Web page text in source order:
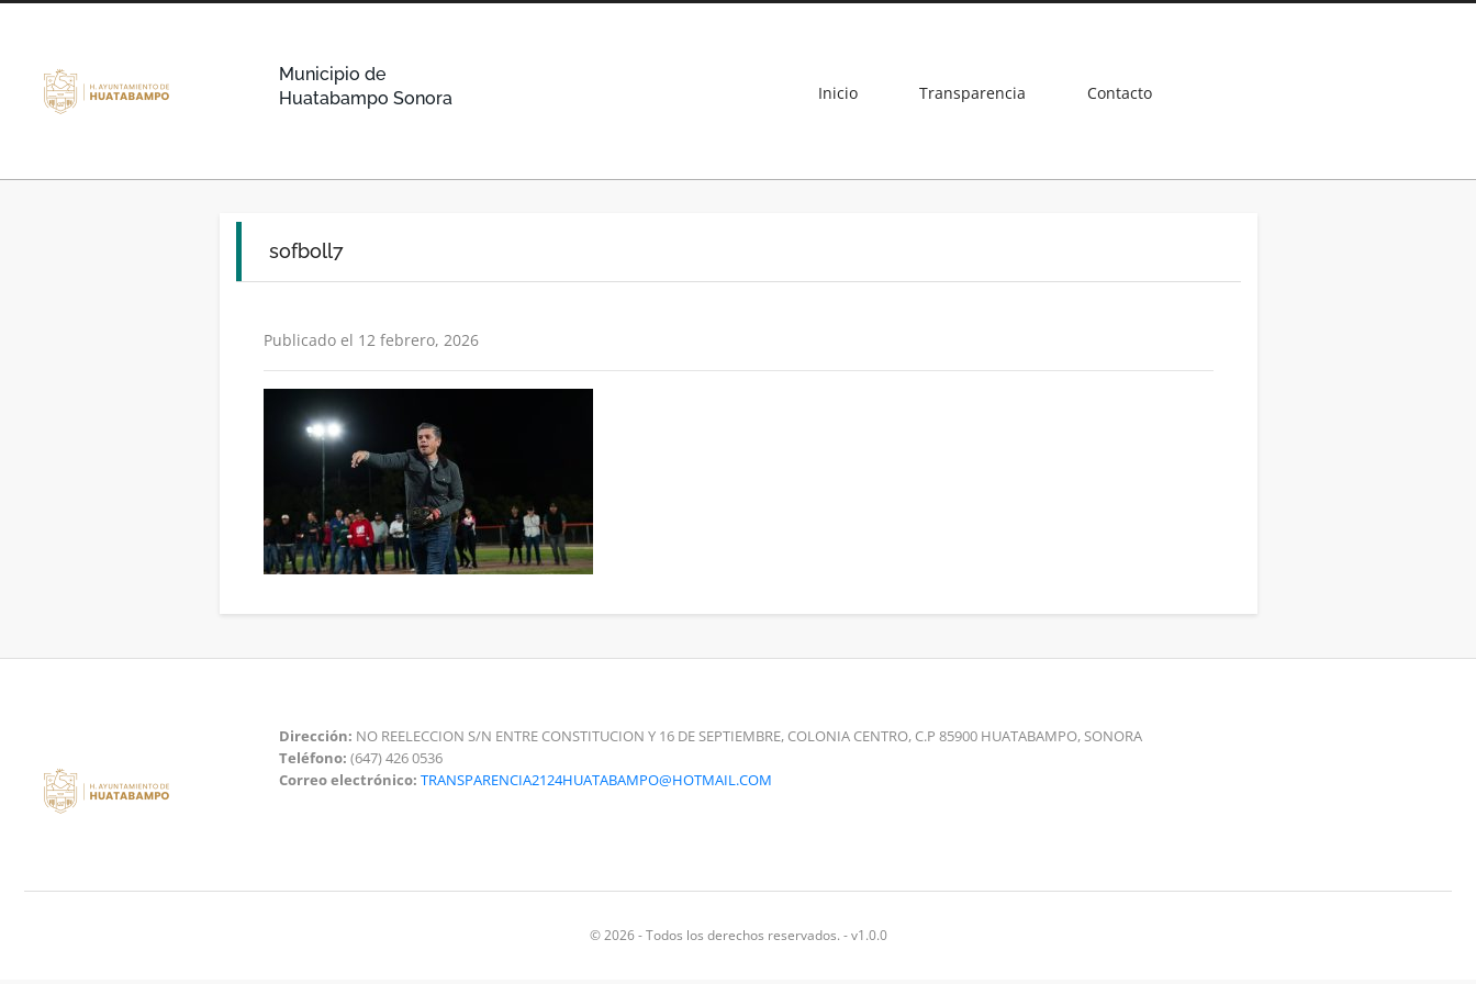
Municipio de
Huatabampo Sonora
Inicio Transparencia Contacto
sofboll7
Publicado el 12 febrero, 2026
Dirección: NO REELECCION S/N ENTRE CONSTITUCION Y 16 DE SEPTIEMBRE, COLONIA CENTRO, C.P 85900 HUATABAMPO, SONORA
Teléfono: (647) 426 0536
Correo electrónico: TRANSPARENCIA2124HUATABAMPO@HOTMAIL.COM
© 2026 - Todos los derechos reservados. - v1.0.0